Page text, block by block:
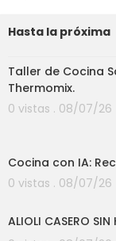
Hasta la próxima
Taller de Cocina
Thermomix.
0 vistas . 08/07/26
Cocina con IA:
0 vistas . 08/07/26
ALIOLI CASERO